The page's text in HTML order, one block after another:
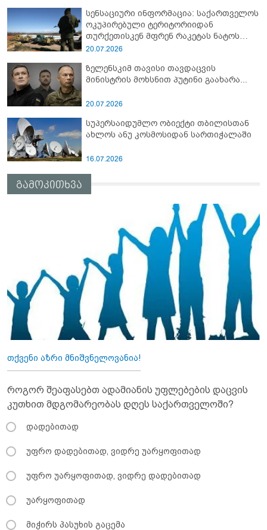
სენსაციური ინფორმაცია: საქართველოს
ოკუპირებული ტერიტორიიდან
თურქეთისკენ მფრენ რაკეტას ნატოს
სამიტი კინაღამ ჩაუშლია
20.07.2026
ზელენსკიმ თავისი თავდაცვის
მინისტრის მოხსნით პუტინი გაახარა...
20.07.2026
სუპერსაიდუმლო ობიექტი თბილისთან
ახლოს ანუ კოსმოსიდან სართიჭალაში
16.07.2026
გამოკითხვა
თქვენი აზრი მნიშვნელოვანია!
როგორ შეაფასებთ ადამიანის უფლებების დაცვის
კუთხით მდგომარეობას დღეს საქართველოში?
დადებითად
უფრო დადებითად, ვიდრე უარყოფითად
უფრო უარყოფითად, ვიდრე დადებითად
უარყოფითად
მიჭირს პასუხის გაცემა